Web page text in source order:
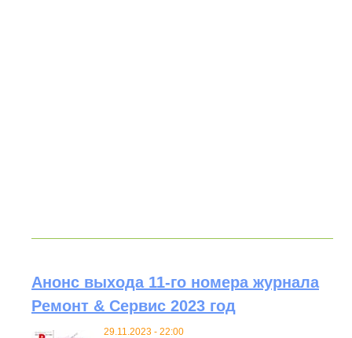
Анонс выхода 11-го номера журнала
Ремонт & Сервис 2023 год
29.11.2023 - 22:00